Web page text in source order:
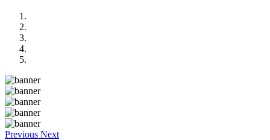
Previous Next